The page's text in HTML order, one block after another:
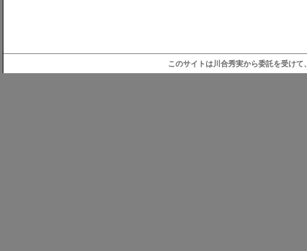
このサイトは川合秀実から委託を受け